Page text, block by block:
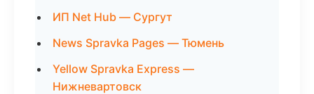
ИП Net Hub — Сургут
News Spravka Pages — Тюмень
Yellow Spravka Express —
Нижневартовск